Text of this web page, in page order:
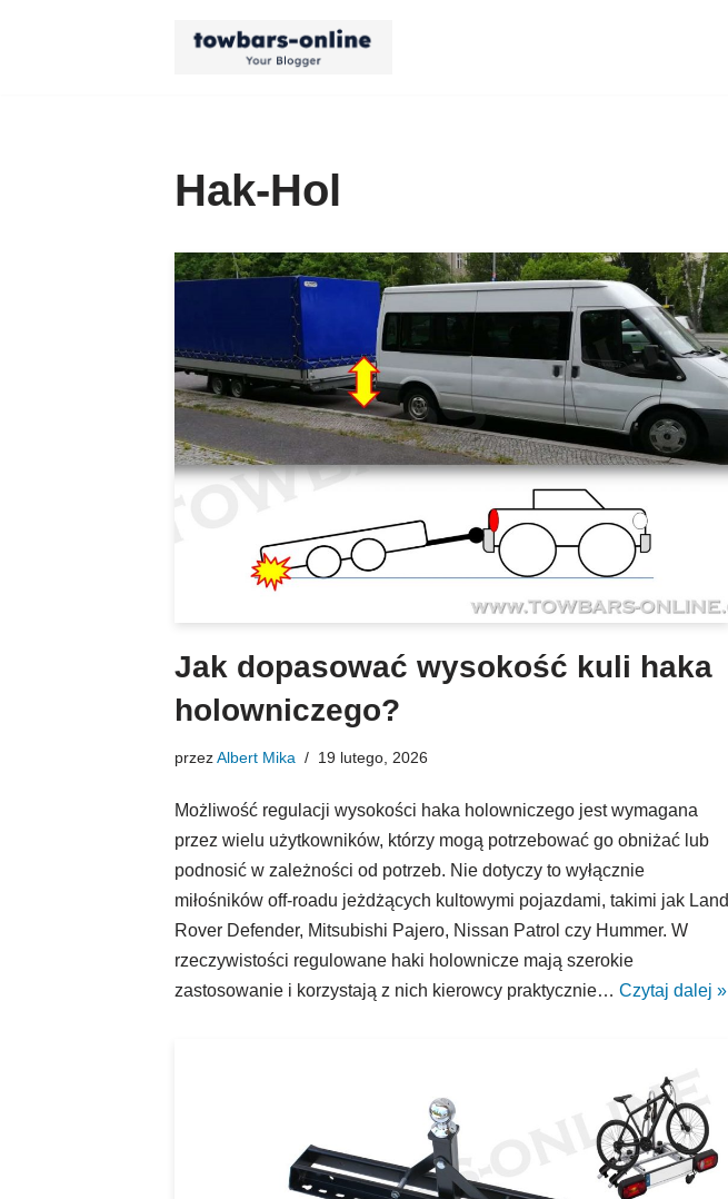
Hak-Hol
Jak dopasować wysokość kuli haka
holowniczego?
przezAlbert Mika 19 lutego, 2026
Możliwość regulacji wysokości haka holowniczego jest wymagana
przez wielu użytkowników, którzy mogą potrzebować go obniżać lub
podnosić w zależności od potrzeb. Nie dotyczy to wyłącznie
miłośników off-roadu jeżdżących kultowymi pojazdami, takimi jak Land
Rover Defender, Mitsubishi Pajero, Nissan Patrol czy Hummer. W
rzeczywistości regulowane haki holownicze mają szerokie
zastosowanie i korzystają z nich kierowcy praktycznie… Czytaj dalej »